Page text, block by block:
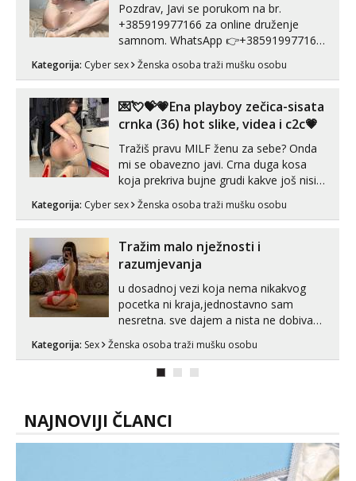
Pozdrav, Javi se porukom na br.
+385919977166 za online druženje
samnom. WhatsApp 👉+385919977166
Telegram 👉@enafriedrichkis Radim
videopozive s licem, solo i s partnerom,
kombinacije halteri, haljine, štikle,
samostojeće itd. Nudim svakakva videa
seksa, puš...
Kategorija: Cyber sex Ženska osoba traži mušku osobu
💌💘💝💗Ena playboy zečica-sisata
crnka (36) hot slike, videa i c2c💗
Tražiš pravu MILF ženu za sebe? Onda
mi se obavezno javi. Crna duga kosa
koja prekriva bujne grudi kakve još nisi
vidio, čista ŠESTICA! A usne? O usnama
bolje da ni ne pričam. Prave pune usne
vjeruj mi, takve još nisi vidio. Uvijek sam
spremna za ONLOINE zabavu...
Kategorija: Cyber sex Ženska osoba traži mušku osobu
Tražim malo nježnosti i
razumjevanja
u dosadnoj vezi koja nema nikakvog
pocetka ni kraja,jednostavno sam
nesretna. sve dajem a nista ne dobivam
zadovoljiti moje potrebe,ne trazim puno
samo malo njeznosti i razumjevanja.
muskar...
Kategorija: Sex Ženska osoba traži mušku osobu
NAJNOVIJI ČLANCI